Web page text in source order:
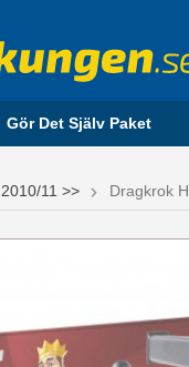
Gör Det Själv Paket
2010/11 >> Dragkrok